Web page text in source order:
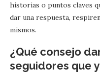
historias o puntos claves
dar una respuesta,
mismos.
¿Qué consejo
seguidores que